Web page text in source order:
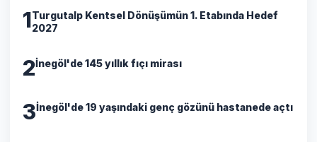
1Turgutalp Kentsel Dönüşümün 1. Etabında Hedef
2027
2İnegöl'de 145 yıllık fıçı mirası
3İnegöl'de 19 yaşındaki genç gözünü hastanede açtı